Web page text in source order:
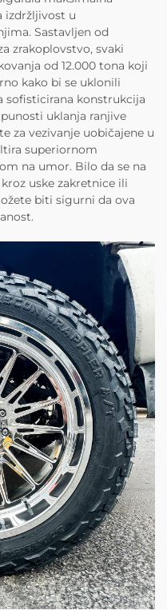
izdržljivost u
Sastavljen od
zrakoplovstvo, svaki
od 12.000 tona koji
kako bi se uklonili
sofisticirana konstrukcija
uklanja ranjive
za vezivanje uobičajene u
superiornom
na umor. Bilo da se na
uske zakretnice ili
biti sigurni da ova